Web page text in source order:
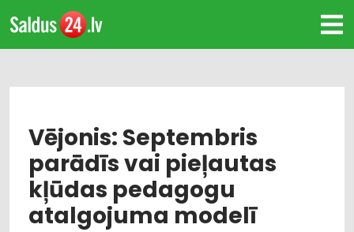
Vējonis: Septembris
parādīs vai pieļautas
kļūdas pedagogu
atalgojuma modelī